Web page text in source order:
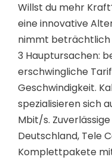
Willst du mehr
eine innovative
nimmt beträchtlich
3 Hauptursachen:
erschwingliche
Geschwindigkeit.
spezialisieren sich
Mbit/s.
Deutschland, Tele
Komplettpakete